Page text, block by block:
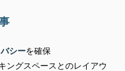
シーを確保
ングスペースとのレイアウ